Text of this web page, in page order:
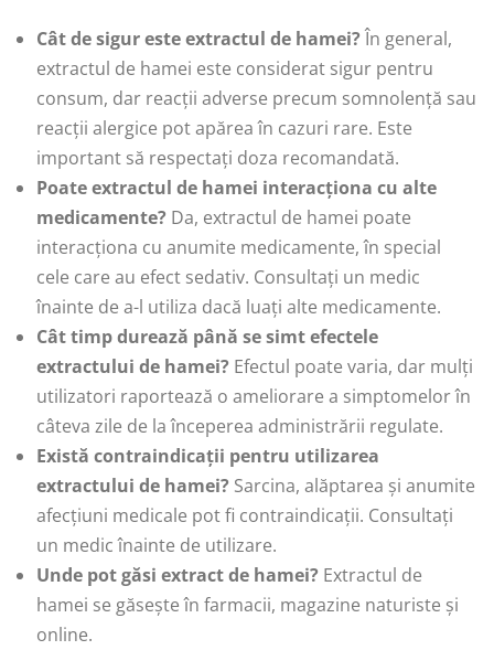
Cât de sigur este extractul de hamei?În general,
extractul de hamei este considerat sigur pentru
consum, dar reacții adverse precum somnolență sau
reacții alergice pot apărea în cazuri rare. Este
important să respectați doza recomandată.
Poate extractul de hamei interacționa cu alte
medicamente? Da, extractul de hamei poate
interacționa cu anumite medicamente, în special
cele care au efect sedativ. Consultați un medic
înainte de a-l utiliza dacă luați alte medicamente.
Cât timp durează până se simt efectele
extractului de hamei? Efectul poate varia, dar mulți
utilizatori raportează o ameliorare a simptomelor în
câteva zile de la începerea administrării regulate.
Există contraindicații pentru utilizarea
extractului de hamei? Sarcina, alăptarea și anumite
afecțiuni medicale pot fi contraindicații. Consultați
un medic înainte de utilizare.
Unde pot găsi extract de hamei? Extractul de
hamei se găsește în farmacii, magazine naturiste și
online.